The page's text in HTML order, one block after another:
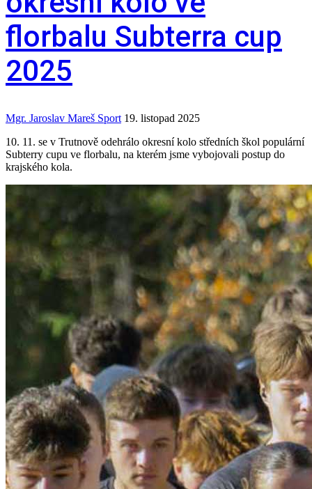
florbalu Subterra cup
2025
Mgr. Jaroslav Mareš Sport 19. listopad 2025
10. 11. se v Trutnově odehrálo okresní kolo středních škol populární
Subterry cupu ve florbalu, na kterém jsme vybojovali postup do
krajského kola.